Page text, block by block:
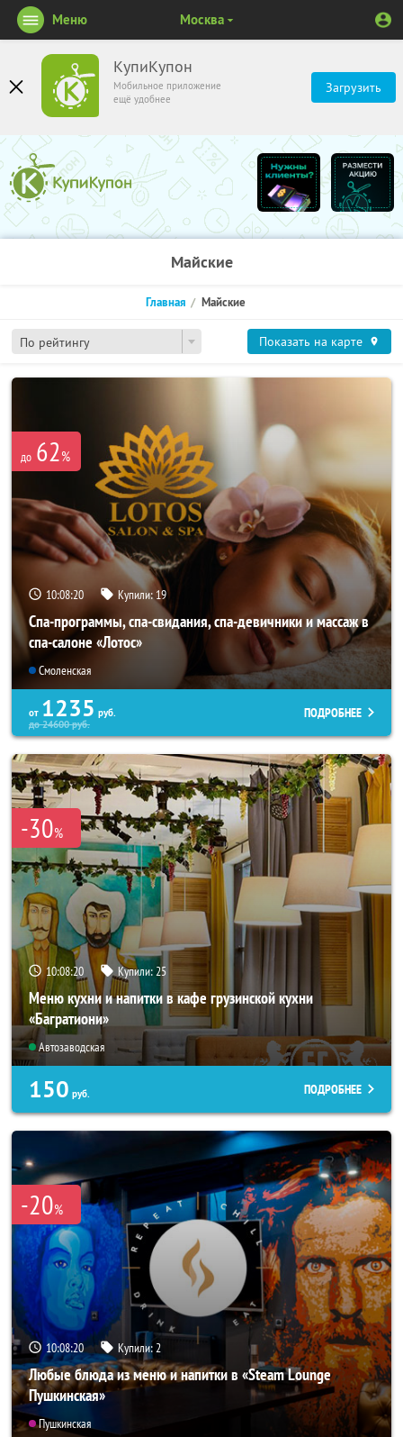
КупиКупон
Мобильное приложение
ещё удобнее
Загрузить
Меню Москва
Майские
По рейтингу
Главная Майские
Показать на карте
до 62%
10:08:17 Купили: 19
Спа-программы, спа-свидания, спа-девичники и массаж в
спа-салоне «Лотос»
Смоленская
от 1235 руб.
до24600руб.
ПОДРОБНЕЕ
-30%
10:08:17 Купили: 25
Меню кухни и напитки в кафе грузинской кухни
«Багратиони»
Автозаводская
150 руб. ПОДРОБНЕЕ
-20%
10:08:17 Купили: 2
Любые блюда из меню и напитки в «Steam Lounge
Пушкинская»
Пушкинская